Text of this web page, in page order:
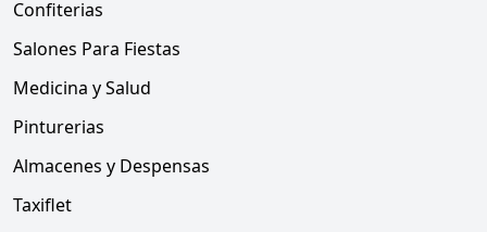
Confiterias
Salones Para Fiestas
Medicina y Salud
Pinturerias
Almacenes y Despensas
Taxiflet